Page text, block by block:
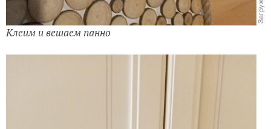
Клеим и вешаем панно